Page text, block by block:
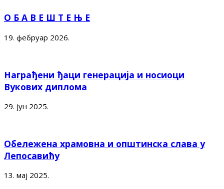
О Б А В Е Ш Т Е Њ Е
19. фебруар 2026.
Награђени ђаци генерација и носиоци
Вукових диплома
29. јун 2025.
Обележена храмовна и општинска слава у
Лепосавићу
13. мај 2025.